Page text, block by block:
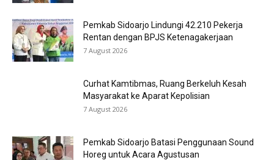
Pemkab Sidoarjo Lindungi 42.210 Pekerja
Rentan dengan BPJS Ketenagakerjaan
7 August 2026
Curhat Kamtibmas, Ruang Berkeluh Kesah
Masyarakat ke Aparat Kepolisian
7 August 2026
Pemkab Sidoarjo Batasi Penggunaan Sound
Horeg untuk Acara Agustusan